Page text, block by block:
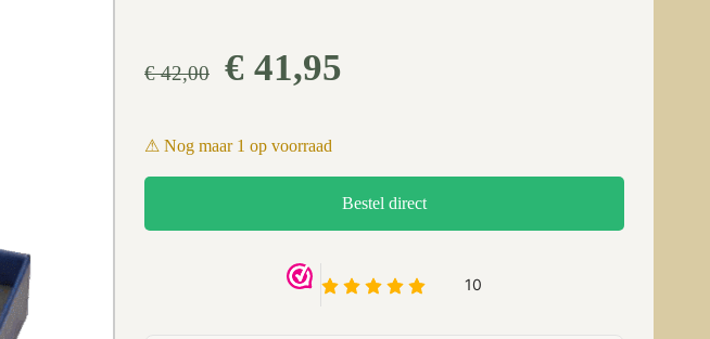
€42,00 Oorspronkelijke
prijs
€ 42,00.
€ 41,95
1 op voorraad
Bestel direct